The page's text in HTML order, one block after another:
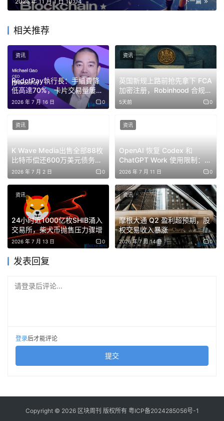
隨著加密貨幣市場日益多元化，Gate 致力於高效率服務散
戶和機構用戶。 “散戶用戶希望獲得新的代幣和創新工具，”
Kevin 表示，“與此同時，機構客戶則關注牌照、合規性和
運營誠信。我們的目標是同時滿足這兩方面的需求。”
影響力，使其能夠在關鍵市場接受當地監管。 「這是我們
分，」Lee指出。
機構採納與監管
回顧自己16年的傳統金融從業經歷，凱文強調了該行業如何
發展以適應機構投資者的需求。 「我們談論機構投資者已
經很久了，但現在我們看到了真正的進展，」他說。 “機構
投資者不再關注交易費用或點差——他們關注的是盡職調
行，」他補充道。 “我們正處於一個傳統金融和區塊鏈可以
攜手合作，共同打造更高效市場的階段。”
相关推荐
RedotPay執行長：手續費降
低高達70%，卡片交易量屢創
新高——而監管正是原因所在
2026 年 7 月 16 日 0
资讯
英国新规上路前抢先拿下 FCA
加密注册，Robinhood 合规再
进一步
5天前 0
资讯
K Wave Media出售全部88枚
比特币偿还600万美元债务，
企业金库实验落幕
2026 年 7 月 2 日 0
资讯
OpenAI 恢复 Codex 和
ChatGPT Work 使用限制：流
量激增致基础设施承压
2026 年 7 月 11 日 0
资讯
24小时近1000亿枚SHIB涌入
交易所，柴犬币抛售压力骤增
2026 年 7 月 13 日 0
资讯
摩根大通 Q2 盈利超预期，股
权交易收入暴涨
2026 年 7 月 14 日 0
资讯
发表回复
请登录后评论...
登录后才能评论
提交
Copyright © 2026 区块周刊 版权所有 粤ICP备2024285056号-1